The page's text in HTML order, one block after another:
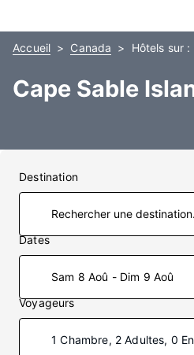
Accueil Canada Hôtels sur
Cape Sable
Destination
Dates
Sam 8 Aoû - Dim 9 Aoû
Voyageurs
1 Chambre, 2 Adultes, 0